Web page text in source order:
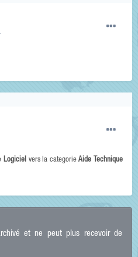
Logicielvers la categorieAide Technique
et ne peut plus recevoir de